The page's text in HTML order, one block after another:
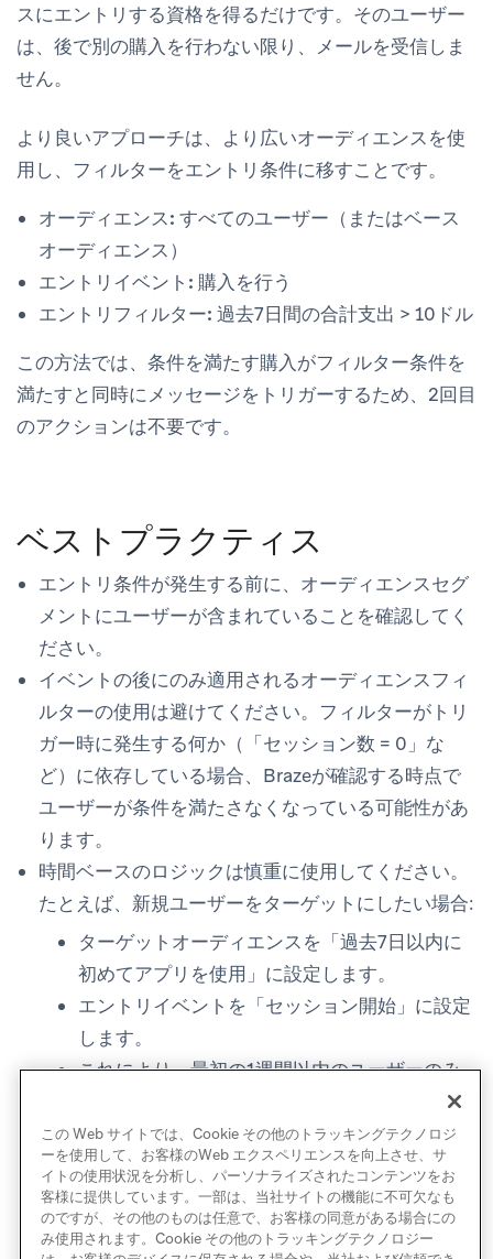
スにエントリする資格を得るだけです。そのユーザー
は、後で別の購入を行わない限り、メールを受信しま
せん。
より良いアプローチは、より広いオーディエンスを使
用し、フィルターをエントリ条件に移すことです。
オーディエンス: すべてのユーザー（またはベース
オーディエンス）
エントリイベント: 購入を行う
エントリフィルター: 過去7日間の合計支出 > 10ドル
この方法では、条件を満たす購入がフィルター条件を
満たすと同時にメッセージをトリガーするため、2回目
のアクションは不要です。
ベストプラクティス
エントリ条件が発生する前に、オーディエンスセグ
メントにユーザーが含まれていることを確認してく
ださい。
イベントの後にのみ適用されるオーディエンスフィ
ルターの使用は避けてください。フィルターがトリ
ガー時に発生する何か（「セッション数 = 0」な
ど）に依存している場合、Brazeが確認する時点で
ユーザーが条件を満たさなくなっている可能性があ
ります。
時間ベースのロジックは慎重に使用してください。
たとえば、新規ユーザーをターゲットにしたい場合:
ターゲットオーディエンスを「過去7日以内に
初めてアプリを使用」に設定します。
エントリイベントを「セッション開始」に設定
します。
これにより、最初の1週間以内のユーザーのみ
が条件を満たし、セッションを開始した時にエ
ントリします。
この Web サイトでは、Cookie その他のトラッキングテクノロジ
ーを使用して、お客様のWeb エクスペリエンスを向上させ、サ
イトの使用状況を分析し、パーソナライズされたコンテンツをお
客様に提供しています。一部は、当社サイトの機能に不可欠なも
のですが、その他のものは任意で、お客様の同意がある場合にの
み使用されます。Cookie その他のトラッキングテクノロジー